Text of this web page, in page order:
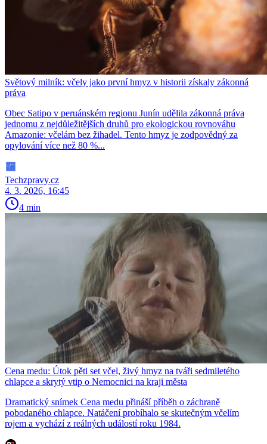
Světový milník: včely jako první hmyz v historii získaly zákonná
práva
Obec Satipo v peruánském regionu Junín udělila zákonná práva
jednomu z nejdůležitějších druhů pro ekologickou rovnováhu
Amazonie: včelám bez žihadel. Tento hmyz je zodpovědný za
opylování více než 80 %...
Techzpravy.cz
4. 3. 2026, 16:45
4 min
Cena medu: Útok pěti set včel, živý hmyz na tváři sedmiletého
chlapce a skrytý vtip o Nemocnici na kraji města
Dramatický snímek Cena medu přináší příběh o záchraně
pobodaného chlapce. Natáčení probíhalo se skutečným včelím
rojem a vychází z reálných událostí roku 1984.